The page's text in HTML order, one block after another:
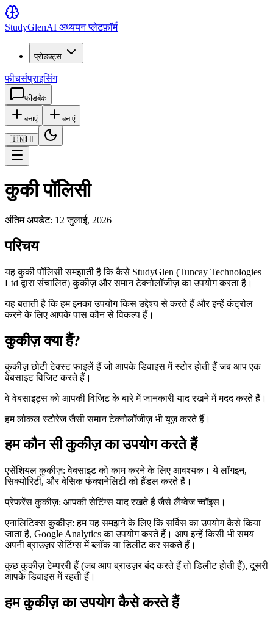
StudyGlenAI अध्ययन प्लेटफ़ॉर्म
प्रोडक्ट्स
फीचर्सप्राइसिंग
फीडबैक
बनाएं बनाएं
🇮🇳HI
कुकी पॉलिसी
अंतिम अपडेट: 12 जुलाई, 2026
परिचय
यह कुकी पॉलिसी समझाती है कि कैसे StudyGlen (Tuncay Technologies
Ltd द्वारा संचालित) कुकीज़ और समान टेक्नोलॉजीज़ का उपयोग करता है।
यह बताती है कि हम इनका उपयोग किस उद्देश्य से करते हैं और इन्हें कंट्रोल
करने के लिए आपके पास कौन से विकल्प हैं।
कुकीज़ क्या हैं?
कुकीज़ छोटी टेक्स्ट फाइलें हैं जो आपके डिवाइस में स्टोर होती हैं जब आप एक
वेबसाइट विजिट करते हैं।
वे वेबसाइट्स को आपकी विजिट के बारे में जानकारी याद रखने में मदद करते हैं।
हम लोकल स्टोरेज जैसी समान टेक्नोलॉजीज़ भी यूज़ करते हैं।
हम कौन सी कुकीज़ का उपयोग करते हैं
एसेंशियल कुकीज़: वेबसाइट को काम करने के लिए आवश्यक। ये लॉगइन,
सिक्योरिटी, और बेसिक फंक्शनेलिटी को हैंडल करते हैं।
प्रेफरेंस कुकीज़: आपकी सेटिंग्स याद रखते हैं जैसे लैंग्वेज च्वॉइस।
एनालिटिक्स कुकीज़: हम यह समझने के लिए कि सर्विस का उपयोग कैसे किया
जाता है, Google Analytics का उपयोग करते हैं। आप इन्हें किसी भी समय
अपनी ब्राउज़र सेटिंग्स में ब्लॉक या डिलीट कर सकते हैं।
कुछ कुकीज़ टेम्पररी हैं (जब आप ब्राउज़र बंद करते हैं तो डिलीट होती हैं), दूसरी
आपके डिवाइस में रहती हैं।
हम कुकीज़ का उपयोग कैसे करते हैं